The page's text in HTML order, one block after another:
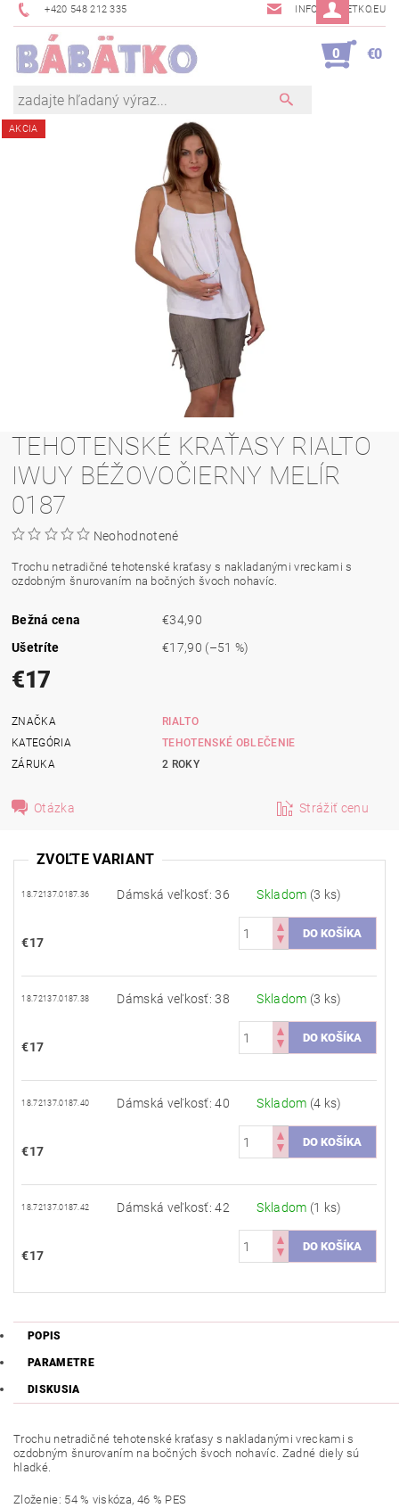
+420 548 212 335 INFO@BABETKO.EU
0 €0
AKCIA
TEHOTENSKÉ KRAŤASY RIALTO
IWUY BÉŽOVOČIERNY MELÍR
0187
Neohodnotené
Trochu netradičné tehotenské kraťasy s nakladanými vreckami s
ozdobným šnurovaním na bočných švoch nohavíc.
Bežná cena
€34,90
Ušetríte
€17,90 (–51 %)
€17
ZNAČKA
RIALTO
KATEGÓRIA
TEHOTENSKÉ OBLEČENIE
ZÁRUKA
2 ROKY
Otázka Strážiť cenu
ZVOĽTE VARIANT
18.72137.0187.36 Dámská veľkosť: 36 Skladom (3 ks)
€17
18.72137.0187.38 Dámská veľkosť: 38 Skladom (3 ks)
€17
18.72137.0187.40 Dámská veľkosť: 40 Skladom (4 ks)
€17
18.72137.0187.42 Dámská veľkosť: 42 Skladom (1 ks)
€17
POPIS
PARAMETRE
DISKUSIA
Trochu netradičné tehotenské kraťasy s nakladanými vreckami s
ozdobným šnurovaním na bočných švoch nohavíc. Zadné diely sú
hladké.
Zloženie: 54 % viskóza, 46 % PES